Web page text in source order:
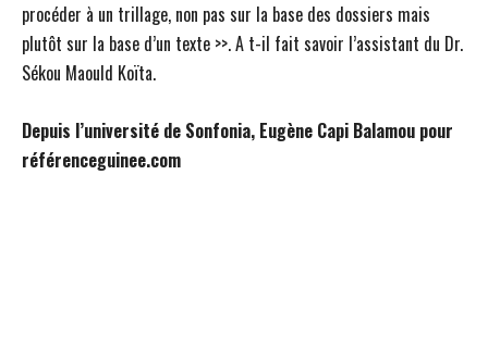
procéder à un trillage, non pas sur la base des dossiers mais
plutôt sur la base d’un texte >>. A t-il fait savoir l’assistant du Dr.
Sékou Maould Koïta.
Depuis l’université de Sonfonia, Eugène Capi Balamou pour
référenceguinee.com